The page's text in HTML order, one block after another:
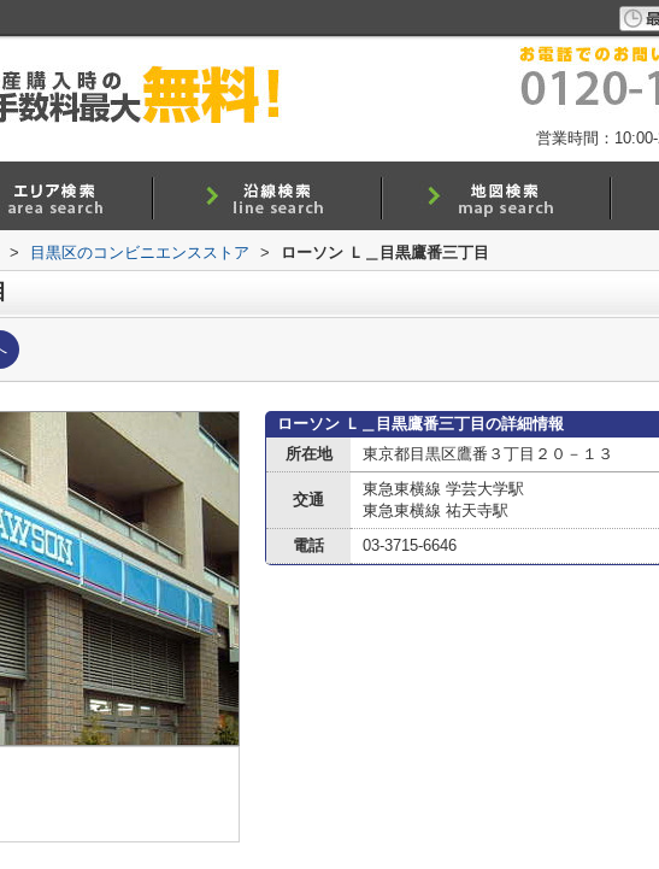
営業時間：
> 目黒区のコンビニエンスストア > ローソン Ｌ＿目黒鷹番三丁目
ローソン Ｌ＿目黒鷹番三丁目の詳細情報
所在地
東京都目黒区鷹番３丁目２０－１３
交通
東急東横線 学芸大学駅
東急東横線 祐天寺駅
電話
03-3715-6646